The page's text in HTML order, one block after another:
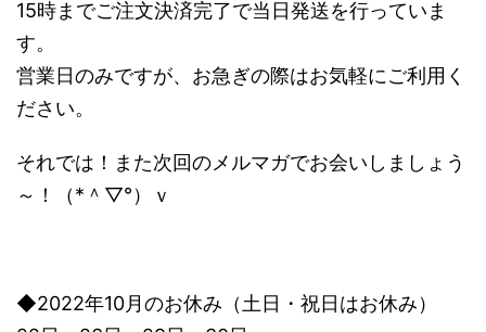
15時までご注文決済完了で当日発送を行っていま
す。
営業日のみですが、お急ぎの際はお気軽にご利用く
ださい。
それでは！また次回のメルマガでお会いしましょう
～！（*＾▽°）ｖ
◆2022年10月のお休み（土日・祝日はお休み）